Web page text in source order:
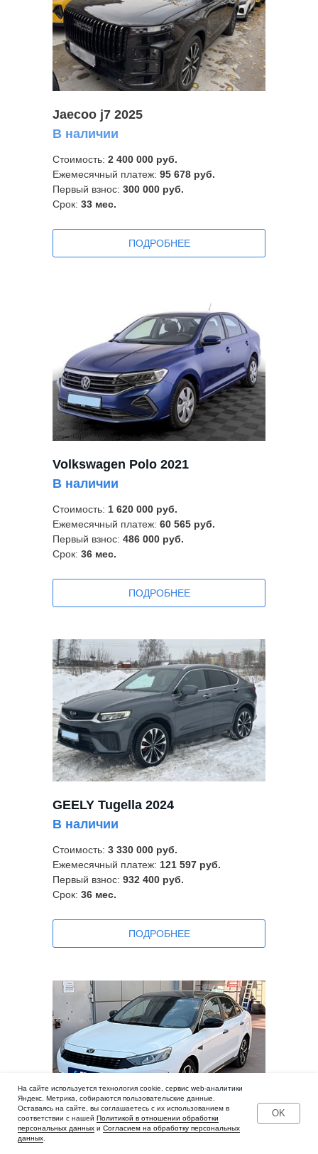
Стоимость: 2 400 000 руб.
Ежемесячный платеж: 95 678 руб.
Первый взнос: 300 000 руб.
Срок: 33 мес.
Jaecoo j7 2025
В наличии
ПОДРОБНЕЕ
ПOДРОБНЕЕ
Стоимость: 1 620 000 руб.
Ежемесячный платеж: 60 565 руб.
Первый взнос: 486 000 руб.
Срок: 36 мес.
Volkswagen Polo 2021
В наличии
ПOДРОБНЕЕ
Стоимость: 3 330 000 руб.
Ежемесячный платеж: 121 597 руб.
Первый взнос: 932 400 руб.
Срок: 36 мес.
GEELY Tugella 2024
В наличии
На сайте используется технология cookie, сервис web-аналитики
Яндекс. Метрика, собираются пользовательские данные.
Оставаясь на сайте, вы соглашаетесь с их использованием в
соответствии с нашей Политикой в отношении обработки
персональных данных и Согласием на обработку персональных
данных
OK